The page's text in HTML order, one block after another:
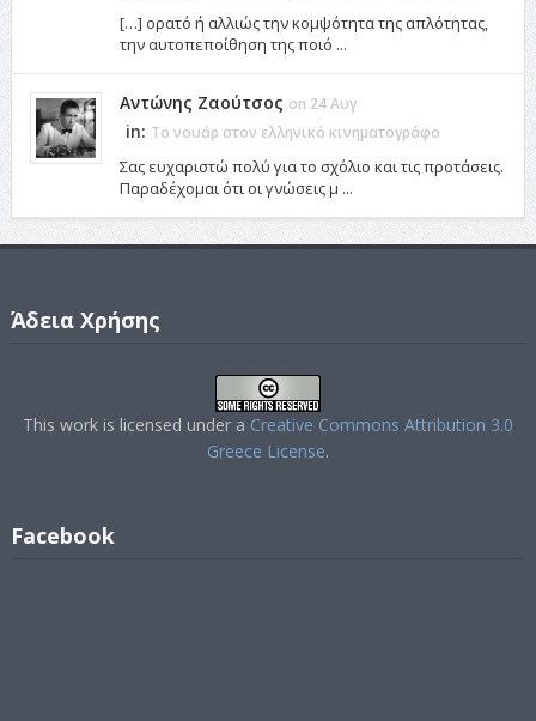
[…] ορατό ή αλλιώς την κομψότητα της απλότητας,
την αυτοπεποίθηση της ποιό ...
Αντώνης Ζαούτσος on 24 Αυγ
in: Το νουάρ στον ελληνικό κινηματογράφο
Σας ευχαριστώ πολύ για το σχόλιο και τις προτάσεις.
Παραδέχομαι ότι οι γνώσεις μ ...
Άδεια Χρήσης
This work is licensed under a Creative Commons Attribution 3.0
Greece License.
Facebook